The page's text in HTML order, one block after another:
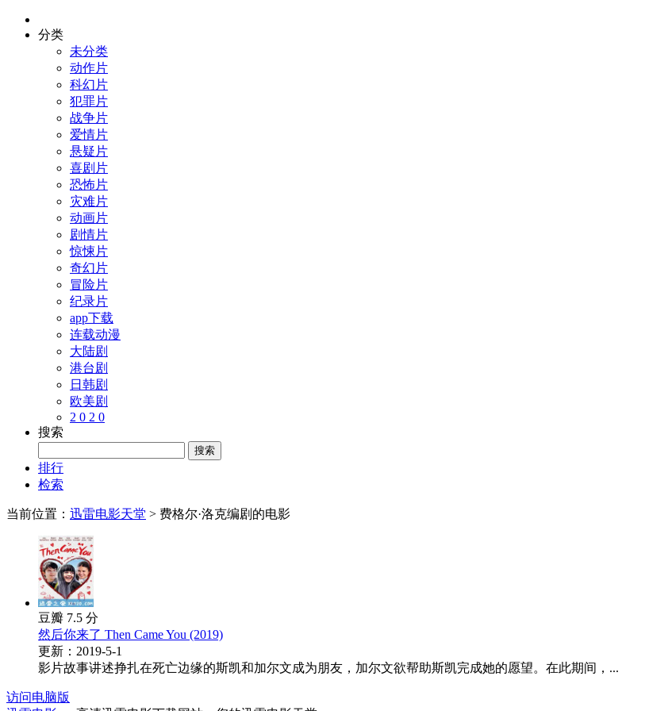
分类
未分类
动作片
科幻片
犯罪片
战争片
爱情片
悬疑片
喜剧片
恐怖片
灾难片
动画片
剧情片
惊悚片
奇幻片
冒险片
纪录片
app下载
连载动漫
大陆剧
港台剧
日韩剧
欧美剧
2 0 2 0
搜索
排行
检索
当前位置： 迅雷电影天堂 > 费格尔·洛克编剧的电影
豆瓣 7.5 分
然后你来了 Then Came You (2019)
更新：2019-5-1
影片故事讲述挣扎在死亡边缘的斯凯和加尔文成为朋友，加尔文欲帮助斯凯完成她的愿望。在此期间，...
访问电脑版